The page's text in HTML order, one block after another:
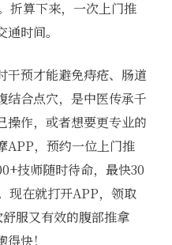
折算下来，一次上门推
时间。
干预才能避免痔疮、肠道
结合点穴，是中医传承千
操作，或者想要更专业的
APP，预约一位上门推
技师随时待命，最快30
现在就打开APP，领取
服又有效的腹部推拿
快！